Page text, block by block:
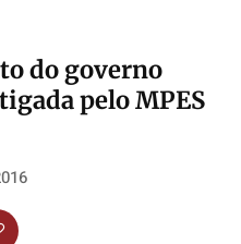
do governo
pelo MPES